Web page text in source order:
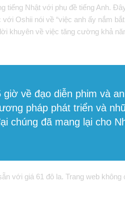
tiếng Nhật với phụ đề tiếng Anh.
Oshii nói về “việc anh ấy nắm
khuyên về việc tăng cường khả
về đạo diễn phim và
pháp phát triển và
chúng đã mang lại cho
với giá 61 đô la. Trang web